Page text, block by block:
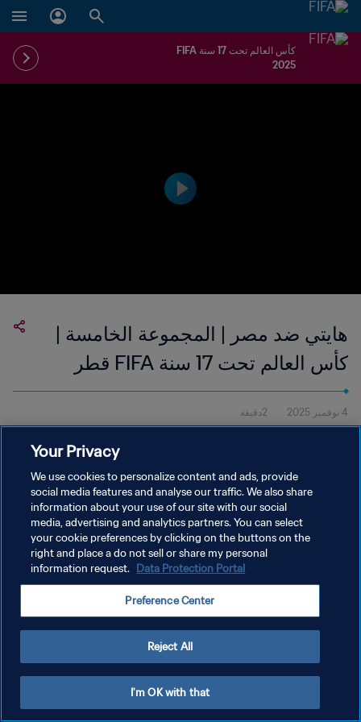
كأس العالم تحت 17 سنة FIFA
2025
هايتي ضد مصر | المجموعة الخامسة |
كأس العالم تحت 17 سنة FIFA قطر
2025™ | أبرز اللقطات
4 نوفمبر 2025 2دقيقة
شاهد أبرز لقطات مباراة هايتي ومصر التي أُقيمت في أسباير زون، الدوحة،
شروط الخدمة
إدارة تفضيلات ملفات تعريف الارتباط
Your Privacy
We use cookies to personalize content and ads, provide
social media features and analyse our traffic. We also share
information about your use of our site with our social
media, advertising and analytics partners. You can select
your cookie preferences by clicking on the buttons on the
right and place a do not sell or share my personal
information request. Data Protection Portal
Preference Center
Reject All
I'm OK with that